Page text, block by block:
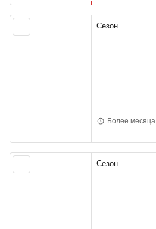
Сезон
Более месяца
Сезон